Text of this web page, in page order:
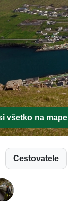
všetko na mape
Cestovatele